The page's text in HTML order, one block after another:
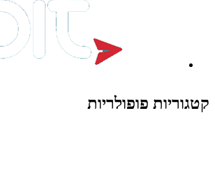
קטגוריות פופולריות